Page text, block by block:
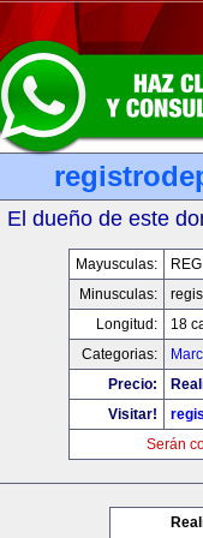
El dueño de este
Mayusculas:
Minusculas:
Longitud:
18
Categorias:
Precio:
Visitar!
Serán